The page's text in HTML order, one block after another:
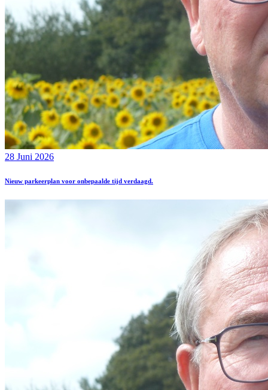
28 Juni 2026
Nieuw parkeerplan voor onbepaalde tijd verdaagd.